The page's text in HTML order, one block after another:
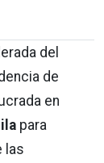
del
de
en
para
las